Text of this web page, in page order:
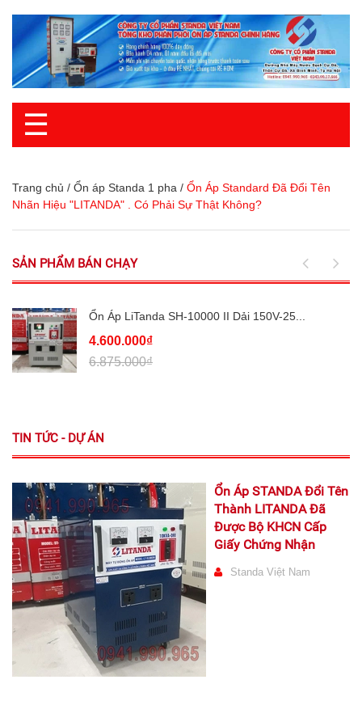
☰
Trang chủ / Ổn áp Standa 1 pha / Ổn Áp Standard Đã Đổi Tên
Nhãn Hiệu "LITANDA" . Có Phải Sự Thật Không?
SẢN PHẨM BÁN CHẠY
Ổn Áp LiTanda SH-10000 II Dải 150V-25...
4.600.000₫
6.875.000₫
TIN TỨC - DỰ ÁN
Ổn Áp STANDA Đổi Tên
Thành LITANDA Đã
Được Bộ KHCN Cấp
Giấy Chứng Nhận
Standa Việt Nam